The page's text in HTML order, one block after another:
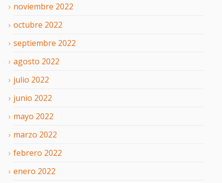
noviembre 2022
octubre 2022
septiembre 2022
agosto 2022
julio 2022
junio 2022
mayo 2022
marzo 2022
febrero 2022
enero 2022